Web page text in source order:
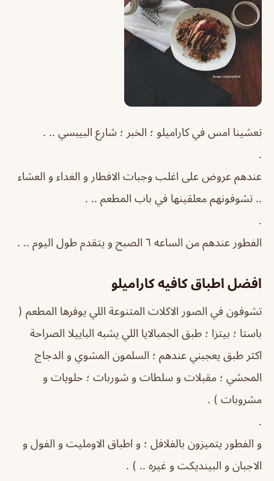
تعشينا امس في كاراميلو ؛ الخبر ؛ شارع البيبسي .. .
.
عندهم عروض على اغلب وجبات الافطار و الغداء و العشاء
.. تشوفونهم معلقينها في باب المطعم .. .
.
الفطور عندهم من الساعه ٦ الصبح و يتقدم طول اليوم .. .
افضل اطباق كافيه كاراميلو
تشوفون في الصور الاكلات المتنوعة اللي يوفرها المطعم (
باستا ؛ بيتزا ؛ طبق الجمبالايا اللي يشبه الباييلا الصراحة
اكثر طبق يعجبني عندهم ؛ السلمون المشوي و الدجاج
المحشي ؛ مقبلات و سلطات و شوربات ؛ حلويات و
مشروبات ) .
.
و الفطور يتميزون بالفلافل ؛ و اطباق الاومليت و الفول و
الاجبان و البينديكت و غيره .. ) .